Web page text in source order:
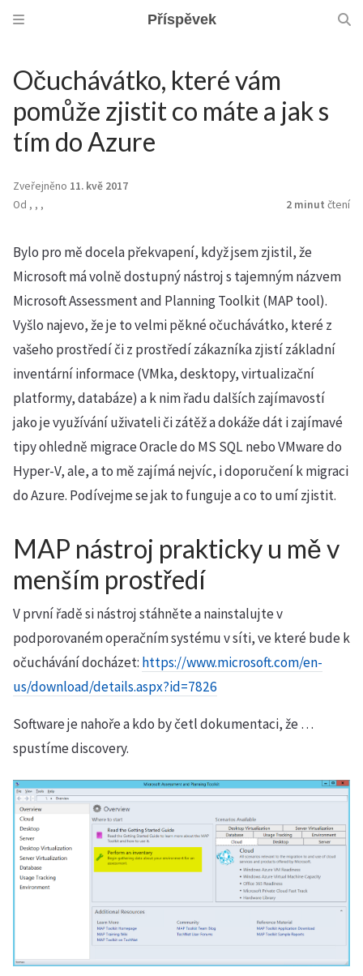
Příspěvek
Očuchávátko, které vám
pomůže zjistit co máte a jak s
tím do Azure
Zveřejněno 11. kvě 2017
Od , , , 2 minut čtení
Bylo pro mě docela překvapení, když jsem zjistil, že
Microsoft má volně dostupný nástroj s tajemným názvem
Microsoft Assessment and Planning Toolkit (MAP tool).
Vyšlo najevo, že je to velmi pěkné očuchávátko, které z
vašeho prostředí či z prostředí zákazníka zjistí základní
inventární informace (VMka, desktopy, virtualizační
platformy, databáze) a k nim řadu dalších zajímavostí
jako je využívání uživateli či zátěž a dokáže dát i zajímavé
tipy ohledně migrace Oracle do MS SQL nebo VMware do
Hyper-V, ale, a to mě zajímá nejvíc, i doporučení k migraci
do Azure. Podívejme se jak to funguje a co to umí zjistit.
MAP nástroj prakticky u mě v
menším prostředí
V první řadě si nástroj stáhněte a nainstalujte v
podporovaném operačním systému v síti, ve které bude k
očuchávání docházet: https://www.microsoft.com/en-
us/download/details.aspx?id=7826
Software je nahoře a kdo by četl dokumentaci, že …
spustíme discovery.